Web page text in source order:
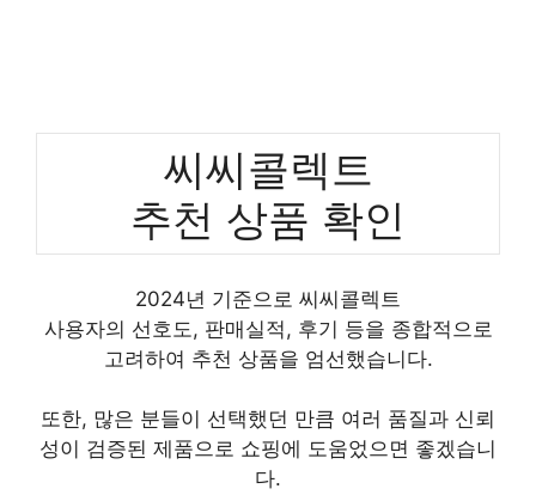
씨씨콜렉트
추천 상품 확인
2024년 기준으로 씨씨콜렉트
사용자의 선호도, 판매실적, 후기 등을 종합적으로
고려하여 추천 상품을 엄선했습니다.
또한, 많은 분들이 선택했던 만큼 여러 품질과 신뢰
성이 검증된 제품으로 쇼핑에 도움었으면 좋겠습니
다.